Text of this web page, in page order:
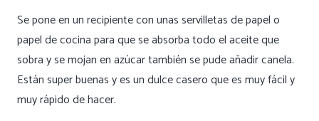
Se pone en un recipiente con unas servilletas de papel o
papel de cocina para que se absorba todo el aceite que
sobra y se mojan en azúcar también se pude añadir canela.
Están super buenas y es un dulce casero que es muy fácil y
muy rápido de hacer.